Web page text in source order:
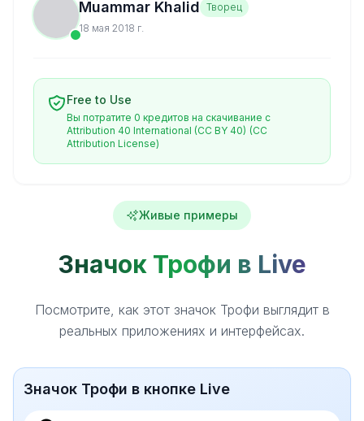
Muammar Khalid Творец
18 мая 2018 г.
Free to Use
Вы потратите 0 кредитов на скачивание с
Attribution 40 International (CC BY 40) (CC
Attribution License)
Живые примеры
Значок Трофи в Live
Посмотрите, как этот значок Трофи выглядит в
реальных приложениях и интерфейсах.
Значок Трофи в кнопке Live